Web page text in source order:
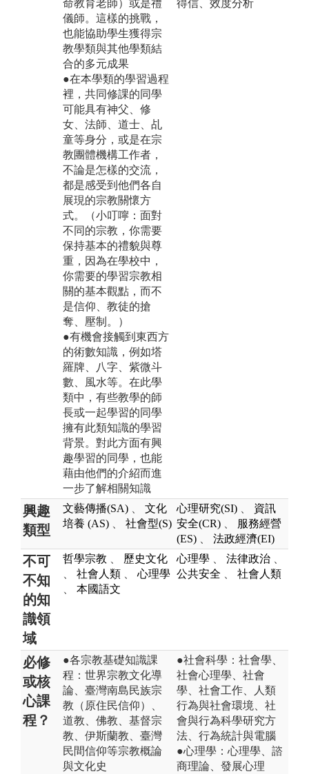
命教育老師）或是禮
儀師。這樣的挑戰，
也能協助學生獲得宗
教學類與其他學類結
合的多元成果
●在本學類的學習過程
裡，共同修課的同學
可能具有神父、修
女、法師、道士、乩
童等身分，或是在宗
教團體機構工作者，
不論是怎樣的交流，
都是感受到他們各自
展現的宗教關懷方
式。（小叮嚀：面對
不同的宗教，你需要
保持基本的禮貌與尊
重，因為在學校中，
你需要的學習宗教相
關的基本觀點，而不
是信仰、教徒的搶
奪、壓制。）
●有機會接觸到東西方
的術數知識，例如塔
羅牌、八字、紫微斗
數、風水等。在此學
類中，有些教學的師
長或一起學習的同學
擁有此類知識的學習
背景。對此方面有興
趣學習的同學，也能
藉由他們的介紹而進
一步了解相關知識
得信、效度分析
興趣
類型
文藝傳播(SA)
文化
培養 (AS)
社會型(S)
心理研究(SI)
資訊
安全(CR)
服務經營
(ES)
法政經濟(EI)
不可
不知
的知
識領
域
哲學宗教
歷史文化
社會人類
心理學
本國語文
心理學 法律政治
公共安全
社會人類
必修
或核
心課
程？
●各宗教基礎知識課
程：世界宗教文化導
論、臺灣南島民族宗
教（原住民信仰）、
道教、佛教、基督宗
教、伊斯蘭教、臺灣
民間信仰等宗教概論
與文化史
●社會科學：社會學、
社會心理學、社會
學、社會工作、人類
行為與社會環境、社
會與行為科學研究方
法、行為統計與電腦
●心理學：心理學、諮
商理論、發展心理